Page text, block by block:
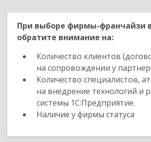
При выборе фирмы-франчайзи
обратите внимание на:
Количество клиентов
на сопровождении у
Количество специалистов,
на внедрение технологий и
системы 1С:Предприятие.
Наличие у фирмы статуса